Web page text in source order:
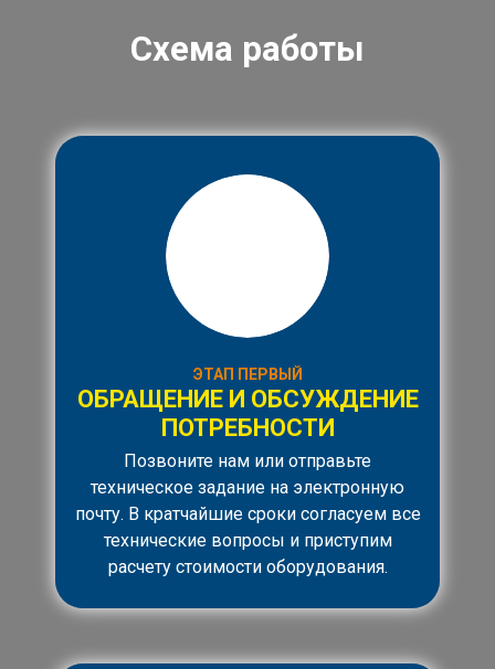
Схема работы
ЭТАП ПЕРВЫЙ
ОБРАЩЕНИЕ И ОБСУЖДЕНИЕ
ПОТРЕБНОСТИ
Позвоните нам или отправьте
техническое задание на электронную
почту. В кратчайшие сроки согласуем все
технические вопросы и приступим
расчету стоимости оборудования.